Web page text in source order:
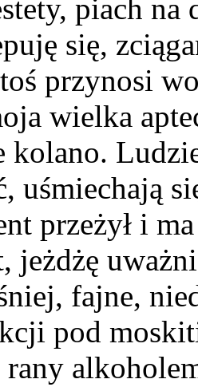
piach
się,
przynosi
wielka
kolano.
uśmiechają
przeżył i
jeżdżę
fajne,
pod